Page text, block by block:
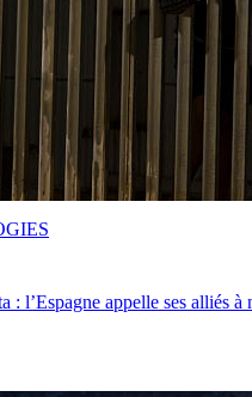
: l’Espagne appelle ses alliés à